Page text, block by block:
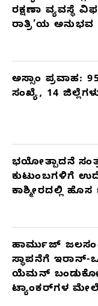
ರಕ್ಷಣಾ ವ್ಯವಸ್ಥೆ
ರಾತ್ರಿ’ಯ ಅನುಭವ
ಅಸ್ಸಾಂ ಪ್ರವಾಹ:
ಸಂಖ್ಯೆ, 14
ಭಯೋತ್ಪಾದನೆ
ಕುಟುಂಬಗಳಿಗೆ
ಕಾಶ್ಮೀರದಲ್ಲಿ
ಹಾರ್ಮುಜ್
ಸ್ಥಾಪನೆಗೆ
ಯೆಮನ್
ಟ್ಯಾಂಕರ್‌ಗಳ